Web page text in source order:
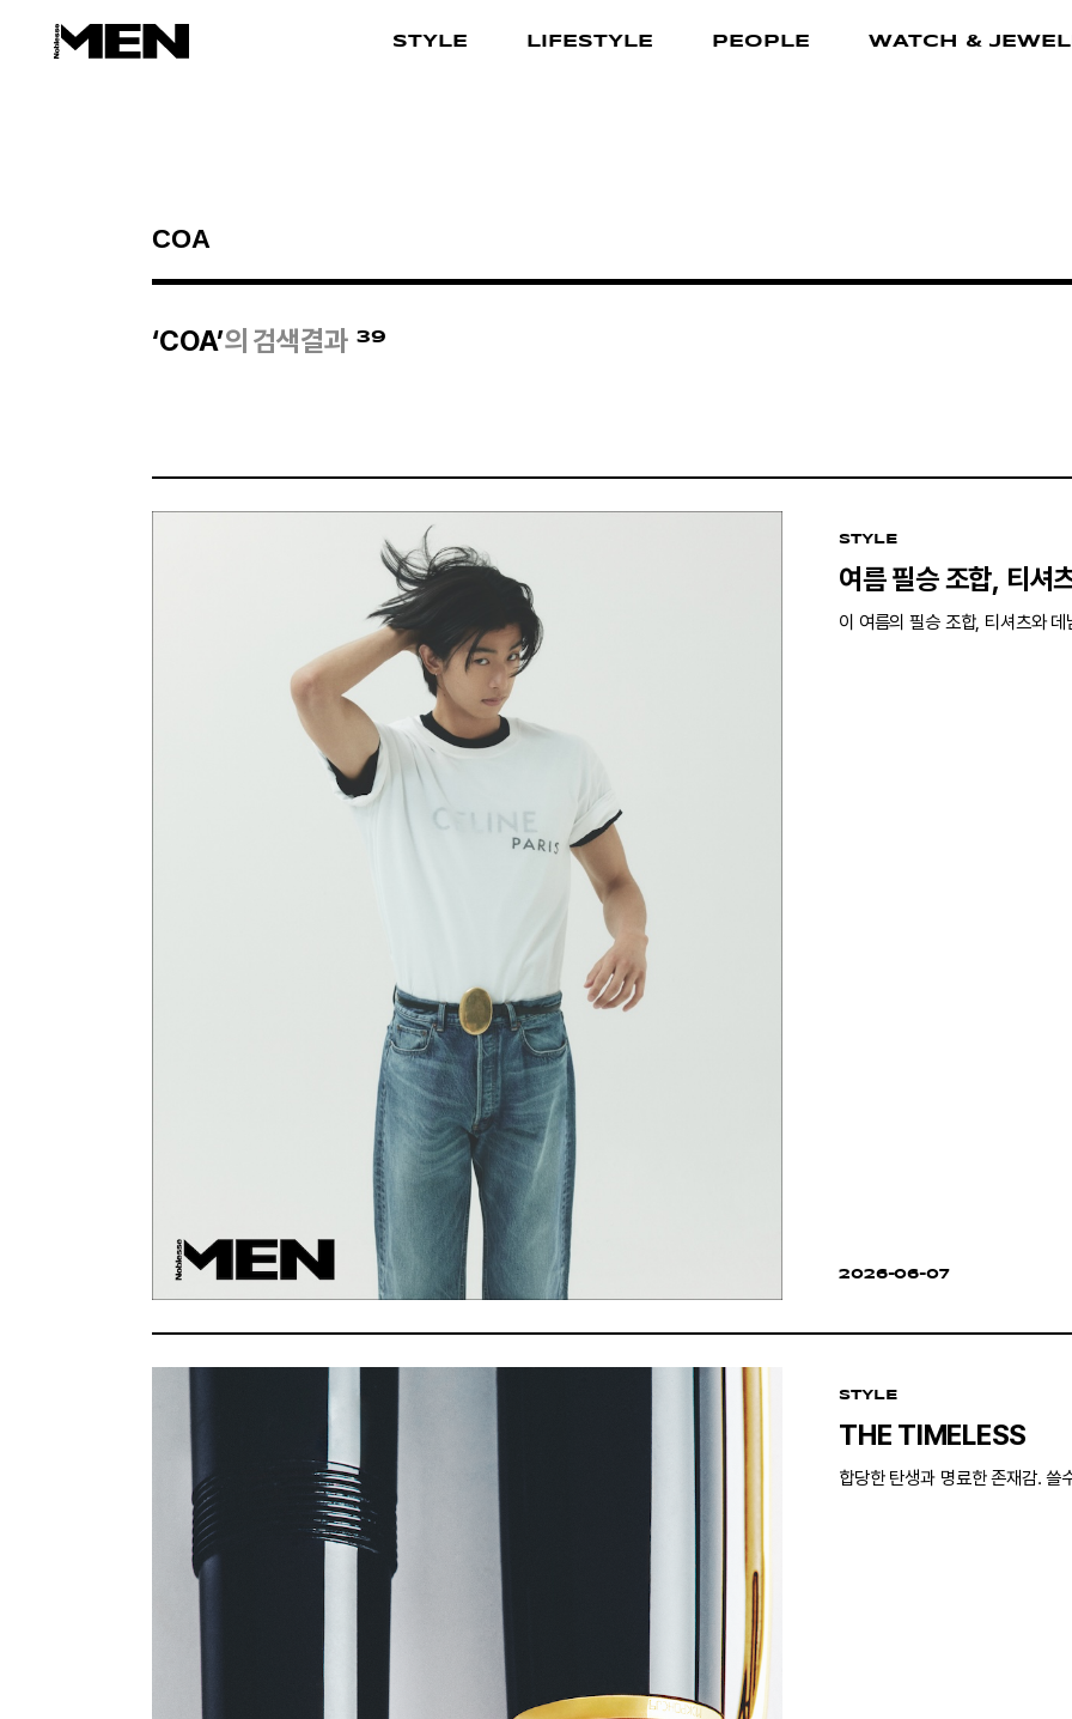
STYLE LIFESTYLE PEOPLE WATCH &
검색결과
‘COA’의 검색결과 39
STYLE
여름 필승 조합, 티셔
이 여름의 필승 조합, 티셔츠와 데
2026-06-07
STYLE
THE TIMELESS
합당한 탄생과 명료한 존재감. 쓸